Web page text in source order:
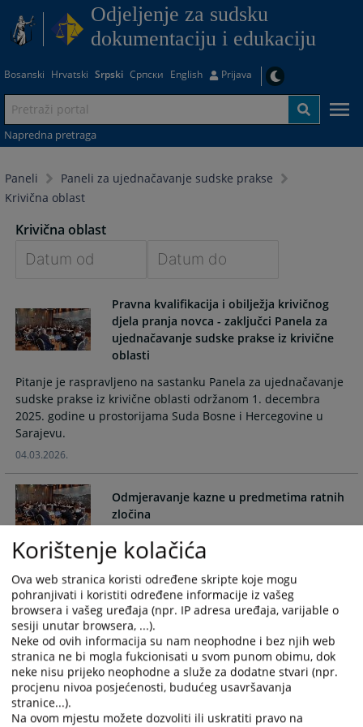
Odjeljenje za sudsku
dokumentaciju i edukaciju
Bosanski Hrvatski Srpski Српски English Prijava
Napredna pretraga
Paneli
Paneli za ujednačavanje sudske prakse
Krivična oblast
Krivična oblast
forward
to
interact
the
calendar
and
select
a
Press
the
question
key
to
get
the
keyboard
shortcuts
for
changing
dates.
forward
to
interact
with
the
calendar
and
the
question
key
to
get
the
keyboard
shortcuts
for
changing
dates.
Pravna kvalifikacija i obilježja krivičnog
djela pranja novca - zaključci Panela za
ujednačavanje sudske prakse iz krivične
oblasti
Pitanje je raspravljeno na sastanku Panela za ujednačavanje
sudske prakse iz krivične oblasti održanom 1. decembra
2025. godine u prostorijama Suda Bosne i Hercegovine u
Sarajevu.
04.03.2026.
Odmjeravanje kazne u predmetima ratnih
zločina
Pravno shvatanje usvojeno na Panelu za ujednačavanje
sudske prakse iz krivične oblasti na kojem su učestvovali
predstavnici Suda Bosne i Hercegovine, Vrhovnog suda
Federacije BiH, Vrhovnog suda Republike Srpske i
Apelacionog suda Brčko Distrikta BiH, održanom u Tesliću
17. i 18. decembra 2018. godine.
Tumačenje i primjena zabrane ne bis in
idem u predmetima ratnih zločina pred
sudovima u Bosni i Hercegovini
Korištenje kolačića
Ova web stranica koristi određene skripte koje mogu
pohranjivati i koristiti određene informacije iz vašeg
browsera i vašeg uređaja (npr. IP adresa uređaja, varijable o
sesiji unutar browsera, ...).
Neke od ovih informacija su nam neophodne i bez njih web
stranica ne bi mogla fukcionisati u svom punom obimu, dok
neke nisu prijeko neophodne a služe za dodatne stvari (npr.
procjenu nivoa posjećenosti, budućeg usavršavanja
stranice...).
Na ovom mjestu možete dozvoliti ili uskratiti pravo na